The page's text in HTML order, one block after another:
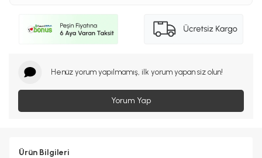
%5
Henüz yorum yapılmamış, ilk yorum yapan siz olun!
Yorum Yap
Ürün Bilgileri